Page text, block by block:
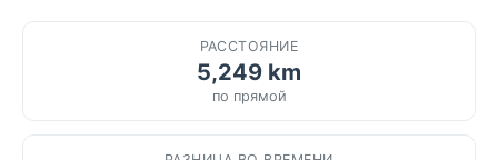
РАССТОЯНИЕ
5,249 km
по прямой